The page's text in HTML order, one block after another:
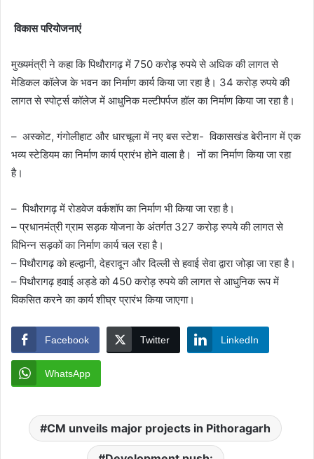
विकास परियोजनाएं
मुख्यमंत्री ने कहा कि पिथौरागढ़ में 750 करोड़ रुपये से अधिक की लागत से
मेडिकल कॉलेज के भवन का निर्माण कार्य किया जा रहा है। 34 करोड़ रुपये की
लागत से स्पोर्ट्स कॉलेज में आधुनिक मल्टीपर्पज हॉल का निर्माण किया जा रहा है।
– अस्कोट, गंगोलीहाट और धारचूला में नए बस स्टेश- विकासखंड बेरीनाग में एक
भव्य स्टेडियम का निर्माण कार्य प्रारंभ होने वाला है। नों का निर्माण किया जा रहा
है।
– पिथौरागढ़ में रोडवेज वर्कशॉप का निर्माण भी किया जा रहा है।
– प्रधानमंत्री ग्राम सड़क योजना के अंतर्गत 327 करोड़ रुपये की लागत से
विभिन्न सड़कों का निर्माण कार्य चल रहा है।
– पिथौरागढ़ को हल्द्वानी, देहरादून और दिल्ली से हवाई सेवा द्वारा जोड़ा जा रहा है।
– पिथौरागढ़ हवाई अड्डे को 450 करोड़ रुपये की लागत से आधुनिक रूप में
विकसित करने का कार्य शीघ्र प्रारंभ किया जाएगा।
Facebook Twitter LinkedIn
WhatsApp
CM unveils major projects in Pithoragarh